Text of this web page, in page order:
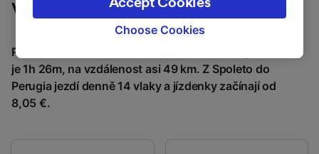
Vlaky z Spoleto do Perugia
Průměrná doba cestování z Spoleto do Perugia vlakem
je 1h 26m, na vzdálenost asi 49 km. Z Spoleto do
Perugia jezdí denně 14 vlaky a jízdenky začínají od
8,05 €.
signaled to our partners and will not affect
browsing data. Your data will not be used for
track you.
We and our partners process data to provide:
Use precise geolocation data. Actively scan
Choose Cookies